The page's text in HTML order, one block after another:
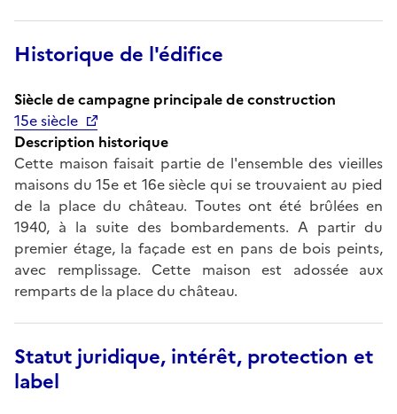
Historique de l'édifice
Siècle de campagne principale de construction
15e siècle
Description historique
Cette maison faisait partie de l'ensemble des vieilles
maisons du 15e et 16e siècle qui se trouvaient au pied
de la place du château. Toutes ont été brûlées en
1940, à la suite des bombardements. A partir du
premier étage, la façade est en pans de bois peints,
avec remplissage. Cette maison est adossée aux
remparts de la place du château.
Statut juridique, intérêt, protection et
label